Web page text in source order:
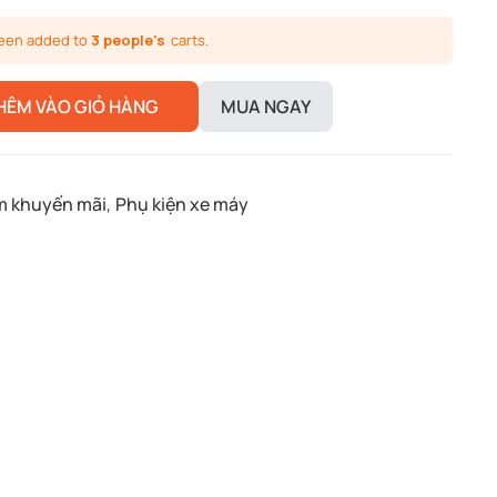
added to 3 people's carts.
VÀO GIỎ HÀNG MUA NGAY
khuyến mãi, Phụ kiện xe máy